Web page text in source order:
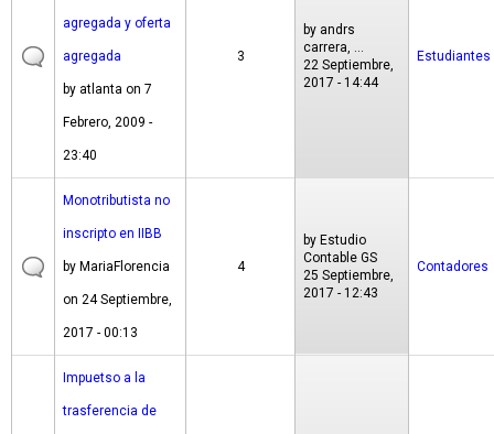
agregada y oferta
agregada
by atlanta on 7
Febrero, 2009 -
23:40
3
by andrs
carrera, ...
22 Septiembre,
2017 - 14:44
Estudiantes
Monotributista no
inscripto en IIBB
by MariaFlorencia
on 24 Septiembre,
2017 - 00:13
4
by Estudio
Contable GS
25 Septiembre,
2017 - 12:43
Contadores
Impuetso a la
trasferencia de